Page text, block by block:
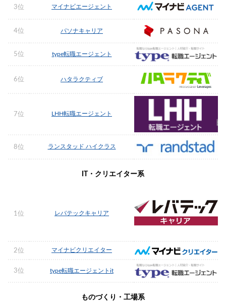
3位 マイナビエージェント
4位 パソナキャリア
5位 type転職エージェント
6位 ハタラクティブ
7位 LHH転職エージェント
8位 ランスタッド ハイクラス
IT・クリエイター系
1位 レバテックキャリア
2位 マイナビクリエイター
3位 type転職エージェントit
ものづくり・工場系